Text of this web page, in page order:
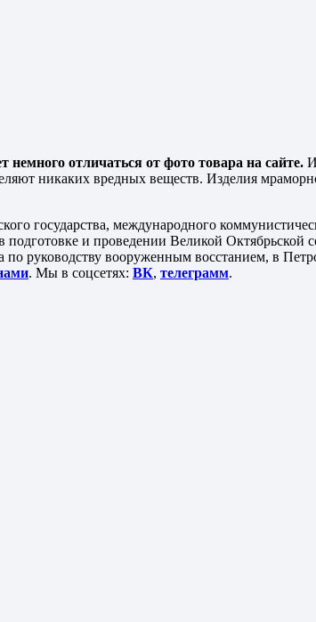
немного отличаться от фото товара на сайте.
никаких вредных веществ. Изделия
государства, международного
и проведении Великой Октябрьской
руководству вооруженным восстанием, в
. Мы в соцсетях: ВК, телеграмм.